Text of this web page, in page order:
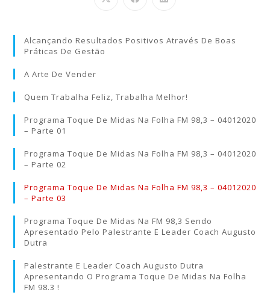
Alcançando Resultados Positivos Através De Boas
Práticas De Gestão
A Arte De Vender
Quem Trabalha Feliz, Trabalha Melhor!
Programa Toque De Midas Na Folha FM 98,3 – 04012020
– Parte 01
Programa Toque De Midas Na Folha FM 98,3 – 04012020
– Parte 02
Programa Toque De Midas Na Folha FM 98,3 – 04012020
– Parte 03
Programa Toque De Midas Na FM 98,3 Sendo
Apresentado Pelo Palestrante E Leader Coach Augusto
Dutra
Palestrante E Leader Coach Augusto Dutra
Apresentando O Programa Toque De Midas Na Folha
FM 98.3 !